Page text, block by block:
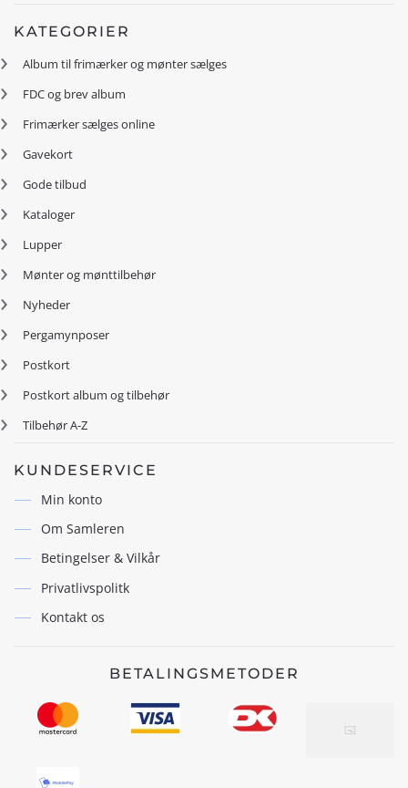
KATEGORIER
Album til frimærker og mønter sælges
FDC og brev album
Frimærker sælges online
Gavekort
Gode tilbud
Kataloger
Lupper
Mønter og mønttilbehør
Nyheder
Pergamynposer
Postkort
Postkort album og tilbehør
Tilbehør A-Z
KUNDESERVICE
Min konto
Om Samleren
Betingelser & Vilkår
Privatlivspolitk
Kontakt os
BETALINGSMETODER